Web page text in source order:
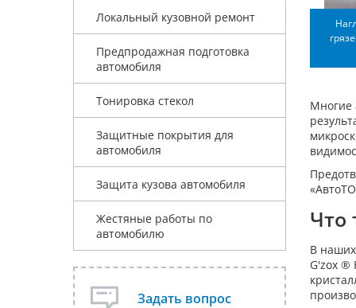
Локальный кузовной ремонт
Предпродажная подготовка
автомобиля
Тонировка стекол
Защитные покрытия для
автомобиля
Защита кузова автомобиля
Жестяные работы по
автомобилю
Задать вопрос
Многие
Что
В
G'zox ®